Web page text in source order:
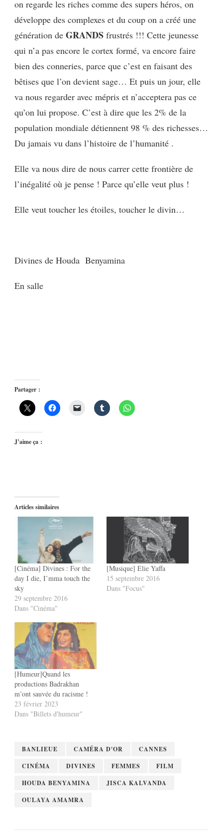
on regarde les riches comme des supers héros, on
développe des complexes et du coup on a créé une
génération de GRANDS frustrés !!! Cette jeunesse
qui n’a pas encore le cortex formé, va encore faire
bien des conneries, parce que c’est en faisant des
bêtises que l’on devient sage… Et puis un jour, elle
va nous regarder avec mépris et n’acceptera pas ce
qu’on lui propose. C’est à dire que les 2% de la
population mondiale détiennent 98 % des richesses…
Du jamais vu dans l’histoire de l’humanité .
Elle va nous dire de nous carrer cette frontière de
l’inégalité où je pense ! Parce qu’elle veut plus !
Elle veut toucher les étoiles, toucher le divin…
Divines de Houda Benyamina
En salle
Partager :
J’aime ça :
Articles similaires
[Cinéma] Divines : For the
day I die, I’mma touch the
sky
29 septembre 2016
Dans "Cinéma"
[Musique] Elie Yaffa
15 septembre 2016
Dans "Focus"
[Humeur]Quand les
productions Badrakhan
m’ont sauvée du racisme !
23 février 2023
Dans "Billets d'humeur"
BANLIEUE CAMÉRA D'OR
CANNES
CINÉMA
DIVINES FEMMES
FILM
HOUDA BENYAMINA
JISCA KALVANDA
OULAYA AMAMRA